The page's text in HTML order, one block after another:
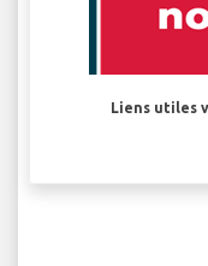
Liens utiles